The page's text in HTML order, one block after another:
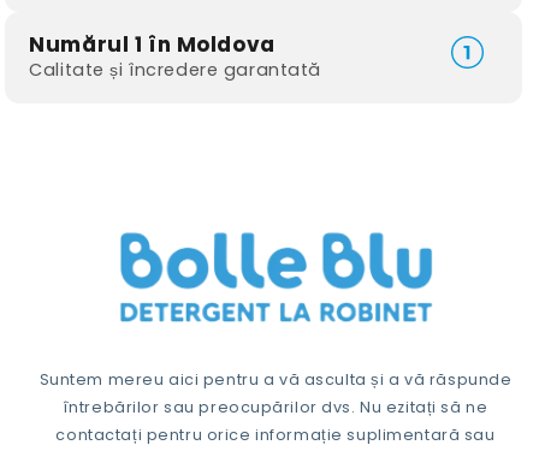
Numărul 1 în Moldova
Calitate și încredere garantată
Suntem mereu aici pentru a vă asculta și a vă răspunde
întrebărilor sau preocupărilor dvs. Nu ezitați să ne
contactați pentru orice informație suplimentară sau